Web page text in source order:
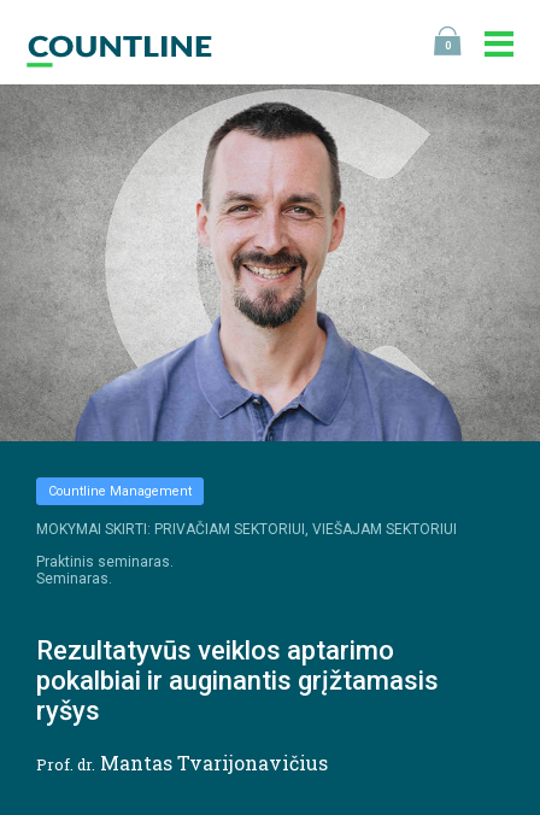
0
Countline Management
MOKYMAI SKIRTI: PRIVAČIAM SEKTORIUI, VIEŠAJAM SEKTORIUI
Praktinis seminaras.
Seminaras.
Rezultatyvūs veiklos aptarimo
pokalbiai ir auginantis grįžtamasis
ryšys
Prof. dr. Mantas Tvarijonavičius